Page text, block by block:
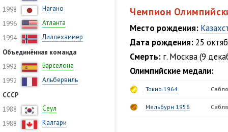
1998
Нагано
1996
Атланта
1994
Лиллехаммер
Объединённая команда
1992
Барселона
1992
Альбервиль
СССР
1988
Сеул
1988
Калгари
Чемпион
Место рождения:
Дата рождения:25
Смерть: г. Москва (9
Олимпийские медали:
Токио 1964
Мельбурн 1956